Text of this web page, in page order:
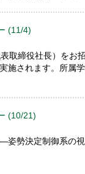
(11/4)
取締役社長）を
施されます。所属
(10/21)
勢決定制御系の